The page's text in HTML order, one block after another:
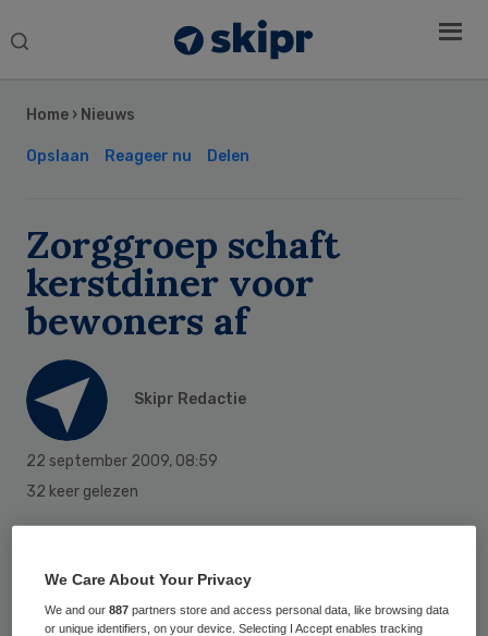
Search
Home › Nieuws
Opslaan Reageer nu Delen
Zorggroep schaft
kerstdiner voor
bewoners af
Skipr Redactie
22 september 2009, 08:59
32 keer gelezen
en verpleeghuizen van de
DrieGasthuizenGroep in Arnhem moeten het
Sidebar
We Care About Your Privacy
We and our887 partners store and access personal data, like browsing data
or unique identifiers, on your device. Selecting I Accept enables tracking